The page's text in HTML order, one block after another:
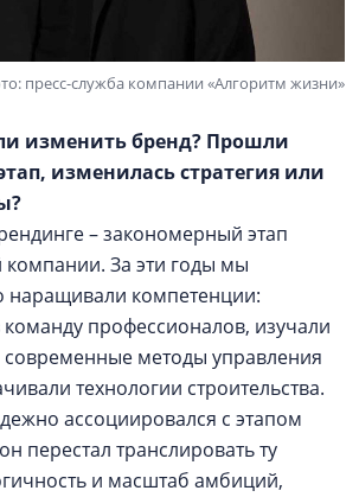
пресс-служба компании «Алгоритм жизни»
изменить бренд? Прошли
изменилась стратегия или
– закономерный этап
За эти годы мы
наращивали компетенции:
профессионалов, изучали
методы управления
технологии строительства.
ассоциировался с этапом
перестал транслировать ту
и масштаб амбиций,